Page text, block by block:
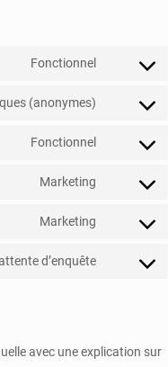
Fonctionnel
Consent
wordfence
(anonymes)
Consent
elementor
Fonctionnel
Consent
wordpress
Marketing
Consent
google-
Marketing
Consent
d’enquête
Consent
avec une explication sur